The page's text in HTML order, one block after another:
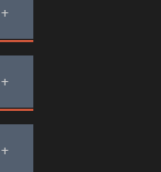
+
+
+